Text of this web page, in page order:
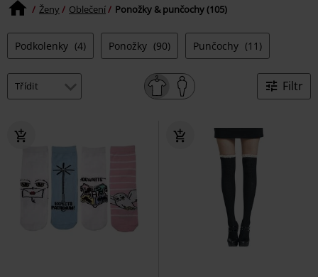
Ženy Oblečení Ponožky & punčochy (105)
Podkolenky (4) Ponožky (90) Punčochy (11)
Filtr